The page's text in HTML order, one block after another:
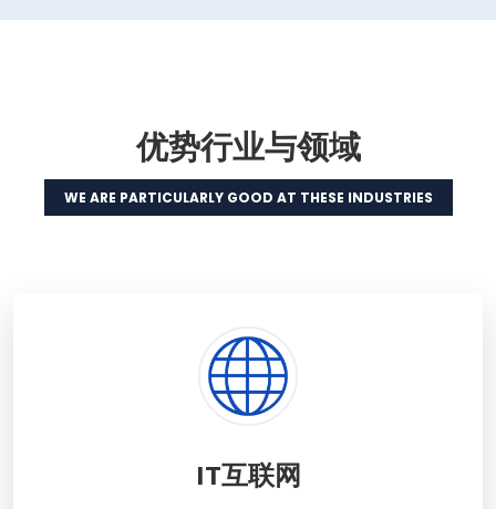
优势行业与领域
WE ARE PARTICULARLY GOOD AT THESE INDUSTRIES
IT互联网